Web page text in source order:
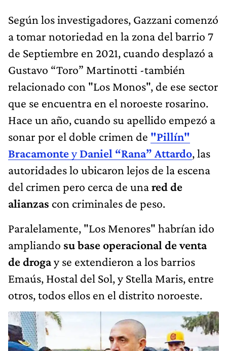
Según los investigadores, Gazzani comenzó
a tomar notoriedad en la zona del barrio 7
de Septiembre en 2021, cuando desplazó a
Gustavo “Toro” Martinotti -también
relacionado con "Los Monos", de ese sector
que se encuentra en el noroeste rosarino.
Hace un año, cuando su apellido empezó a
sonar por el doble crimen de "Pillín"
BracamonteyDaniel “Rana” Attardo, las
autoridades lo ubicaron lejos de la escena
del crimen pero cerca de unared de
alianzas con criminales de peso.
Paralelamente, "Los Menores" habrían ido
ampliando su base operacional de venta
de drogay se extendieron a los barrios
Emaús, Hostal del Sol, y Stella Maris, entre
otros, todos ellos en el distrito noroeste.